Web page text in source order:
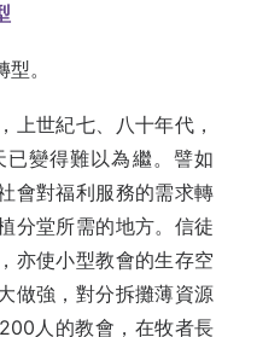
。
上世紀七、八十年代，
變得難以為繼。譬如
會對福利服務的需求轉
分堂所需的地方。信徒
亦使小型教會的生存空
做強，對分拆攤薄資源
人的教會，在牧者長